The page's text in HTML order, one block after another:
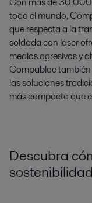
todo el mundo,
que respecta a la
soldada con láser
medios agresivos y
Compabloc
las soluciones
más compacto que
Descubra